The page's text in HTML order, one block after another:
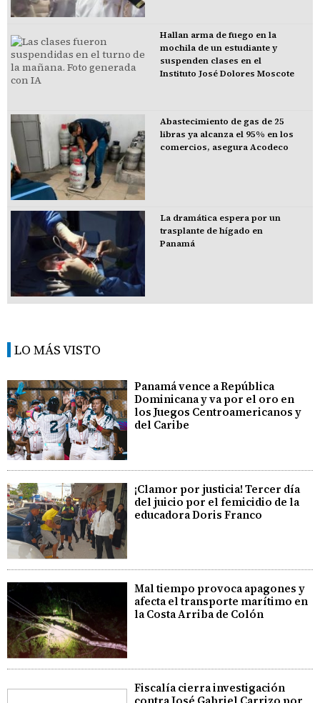
Hallan arma de fuego en la
mochila de un estudiante y
suspenden clases en el
Instituto José Dolores Moscote
Abastecimiento de gas de 25
libras ya alcanza el 95% en los
comercios, asegura Acodeco
La dramática espera por un
trasplante de hígado en
Panamá
LO MÁS VISTO
Panamá vence a República
Dominicana y va por el oro en
los Juegos Centroamericanos y
del Caribe
¡Clamor por justicia! Tercer día
del juicio por el femicidio de la
educadora Doris Franco
Mal tiempo provoca apagones y
afecta el transporte marítimo en
la Costa Arriba de Colón
Fiscalía cierra investigación